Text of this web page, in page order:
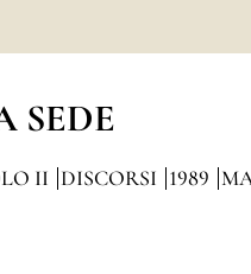
SEDE
II DISCORSI 1989